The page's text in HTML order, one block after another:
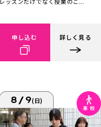
申し込む 詳しく見る
8/9(日)